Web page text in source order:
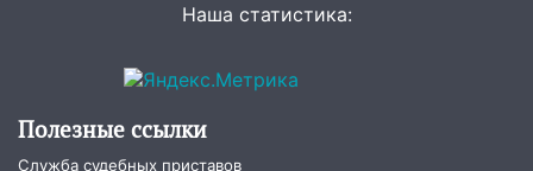
Наша статистика:
Полезные ссылки
Служба судебных приставов